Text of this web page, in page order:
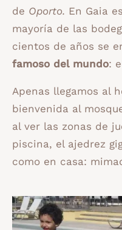
de Oporto. En Gaia
mayoría de las
cientos de años se
famoso del mundo:
Apenas llegamos al
bienvenida al
al ver las zonas de
piscina, el ajedrez
como en casa: